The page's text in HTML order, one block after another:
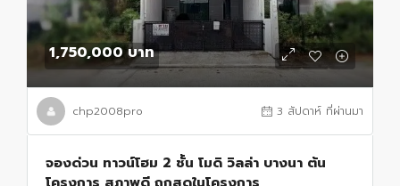
1,750,000 บาท
chp2008pro 3 สัปดาห์ ที่ผ่านมา
จองด่วน ทาวน์โฮม 2 ชั้น โมดิ วิลล่า บางนา ต้น